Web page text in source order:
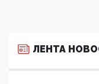
ЛЕНТА